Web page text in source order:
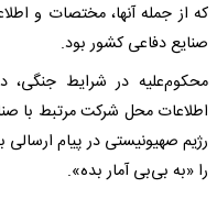
که از جمله آنها، مختصات و
صنایع دفاعی کشور بود.
محکوم‌علیه در شرایط جنگی،
اطلاعات محل شرکت مرتبط با
رژیم صهیونیستی در پیام
را «به بی‌بی آمار بده».